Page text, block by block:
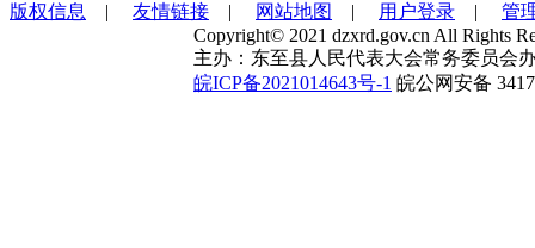
版权信息 | 友情链接 | 网站地图 | 用户登录 | 管
Copyright© 2021 dzxrd.gov.cn All Rights
主办：东至县人民代表大会常务委员会
皖ICP备2021014643号-1 皖公网安备